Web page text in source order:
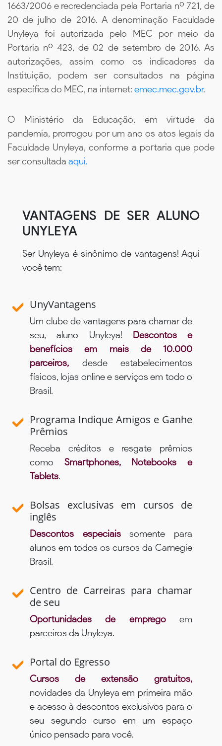
1663/2006 e recredenciada pela Portaria nº 721, de
20 de julho de 2016. A denominação Faculdade
Unyleya foi autorizada pelo MEC por meio da
Portaria nº 423, de 02 de setembro de 2016. As
autorizações, assim como os indicadores da
Instituição, podem ser consultados na página
específica do MEC, na internet: emec.mec.gov.br.
O Ministério da Educação, em virtude da
pandemia, prorrogou por um ano os atos legais da
Faculdade Unyleya, conforme a portaria que pode
ser consultada aqui.
VANTAGENS DE SER ALUNO
UNYLEYA
Ser Unyleya é sinônimo de vantagens! Aqui
você tem:
UnyVantagens
Um clube de vantagens para chamar de
seu, aluno Unyleya! Descontos e
benefícios em mais de 10.000
parceiros, desde estabelecimentos
físicos, lojas online e serviços em todo o
Brasil.
Programa Indique Amigos e Ganhe
Prêmios
Receba créditos e resgate prêmios
como Smartphones, Notebooks e
Tablets.
Bolsas exclusivas em cursos de
inglês
Descontos especiaissomente para
alunos em todos os cursos da Carnegie
Brasil.
Centro de Carreiras para chamar
de seu
Oportunidades de empregoem
parceiros da Unyleya.
Portal do Egresso
Cursos de extensão gratuitos,
novidades da Unyleya em primeira mão
e acesso à descontos exclusivos para o
seu segundo curso em um espaço
único pensado para você.